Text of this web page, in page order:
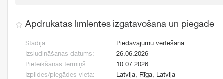
Apdrukātas līmlentes izgatavošana un piegāde
Stadija:
Piedāvājumu vērtēšana
Izsludināšanas datums:
26.06.2026
Pieteikšanās termiņš:
10.07.2026
Izpildes/piegādes vieta:
Latvija, Rīga, Latvija